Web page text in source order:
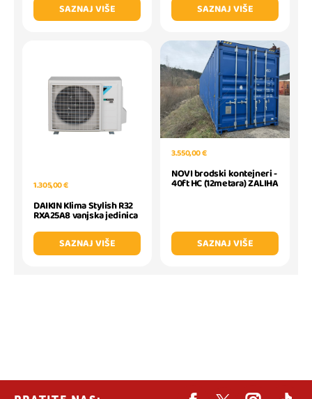
SAZNAJ VIŠE
SAZNAJ VIŠE
1.305,00 €
DAIKIN Klima Stylish R32
RXA25A8 vanjska jedinica
SAZNAJ VIŠE
3.550,00 €
NOVI brodski kontejneri -
40ft HC (12metara) ZALIHA
SAZNAJ VIŠE